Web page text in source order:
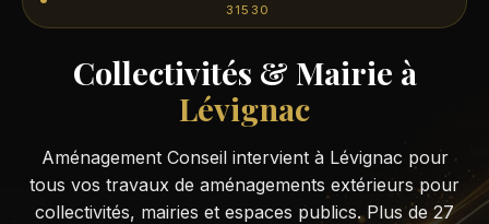
31530
Collectivités & Mairie à
Lévignac
Aménagement Conseil intervient à Lévignac pour
tous vos travaux de aménagements extérieurs pour
collectivités, mairies et espaces publics. Plus de 27